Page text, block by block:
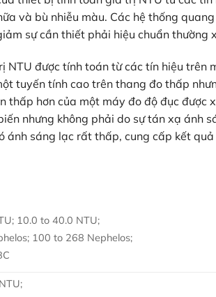
và bù nhiễu màu. Các hệ thống
sự cần thiết phải hiệu chuẩn thường
NTU được tính toán từ các tín hiệu trên
tuyến tính cao trên thang đo thấp
thấp hơn của một máy đo độ đục được
nhưng không phải do sự tán xạ ánh
ánh sáng lạc rất thấp, cung cấp kết
10.0 to 40.0 NTU;
100 to 268 Nephelos;